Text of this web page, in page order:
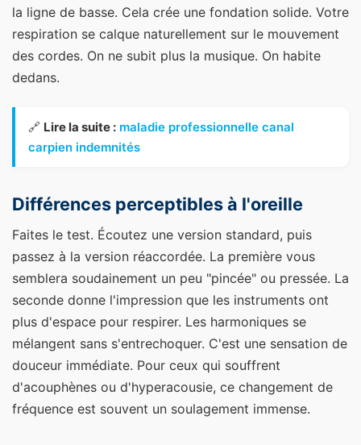
la ligne de basse. Cela crée une fondation solide. Votre
respiration se calque naturellement sur le mouvement
des cordes. On ne subit plus la musique. On habite
dedans.
🔗 Lire la suite : maladie professionnelle canal
carpien indemnités
Différences perceptibles à l'oreille
Faites le test. Écoutez une version standard, puis
passez à la version réaccordée. La première vous
semblera soudainement un peu "pincée" ou pressée. La
seconde donne l'impression que les instruments ont
plus d'espace pour respirer. Les harmoniques se
mélangent sans s'entrechoquer. C'est une sensation de
douceur immédiate. Pour ceux qui souffrent
d'acouphènes ou d'hyperacousie, ce changement de
fréquence est souvent un soulagement immense.